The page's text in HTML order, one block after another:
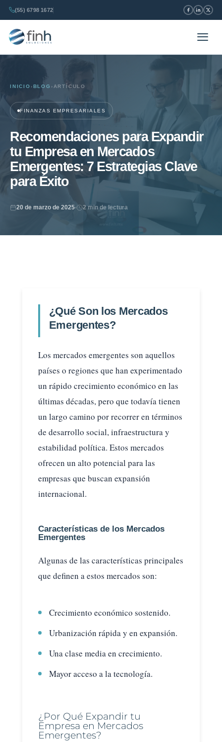
(55) 6798 1672
INICIO ›BLOG › ARTÍCULO
FINANZAS EMPRESARIALES
Recomendaciones para Expandir
tu Empresa en Mercados
Emergentes: 7 Estrategias Clave
para Éxito
20 de marzo de 2025 2 min de lectura
¿Qué Son los Mercados
Emergentes?
Los mercados emergentes son aquellos
países o regiones que han experimentado
un rápido crecimiento económico en las
últimas décadas, pero que todavía tienen
un largo camino por recorrer en términos
de desarrollo social, infraestructura y
estabilidad política. Estos mercados
ofrecen un alto potencial para las
empresas que buscan expansión
internacional.
Características de los Mercados
Emergentes
Algunas de las características principales
que definen a estos mercados son:
Crecimiento económico sostenido.
Urbanización rápida y en expansión.
Una clase media en crecimiento.
Mayor acceso a la tecnología.
¿Por Qué Expandir tu
Empresa en Mercados
Emergentes?